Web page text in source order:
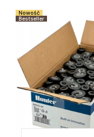
Bestseller
Nowość